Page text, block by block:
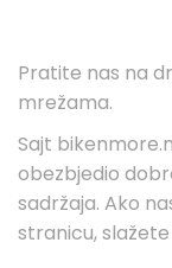
Pratite nas na
mrežama.
Sajt
obezbjedio
sadržaja. Ako
stranicu,